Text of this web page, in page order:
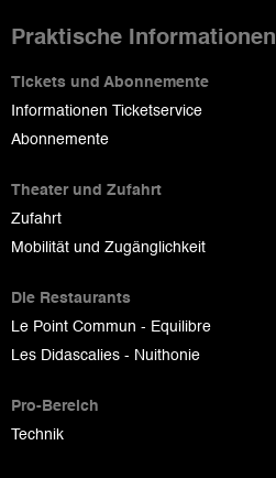
Praktische Informationen
Tickets und Abonnemente
Informationen Ticketservice
Abonnemente
Theater und Zufahrt
Zufahrt
Mobilität und Zugänglichkeit
Die Restaurants
Le Point Commun - Equilibre
Les Didascalies - Nuithonie
Pro-Bereich
Technik